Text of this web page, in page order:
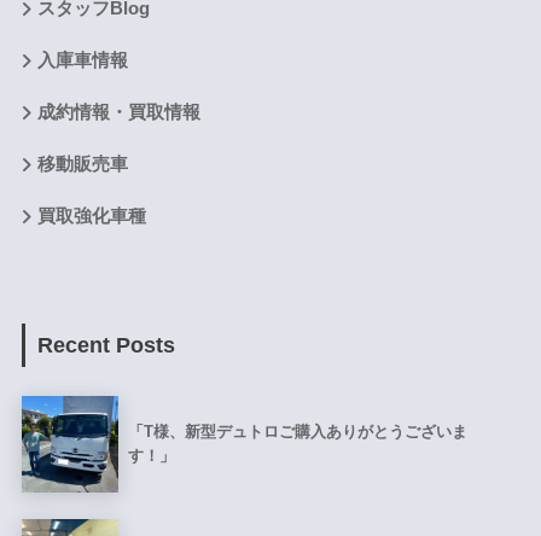
スタッフBlog
入庫車情報
成約情報・買取情報
移動販売車
買取強化車種
Recent Posts
「T様、新型デュトロご購入ありがとうございま
す！」